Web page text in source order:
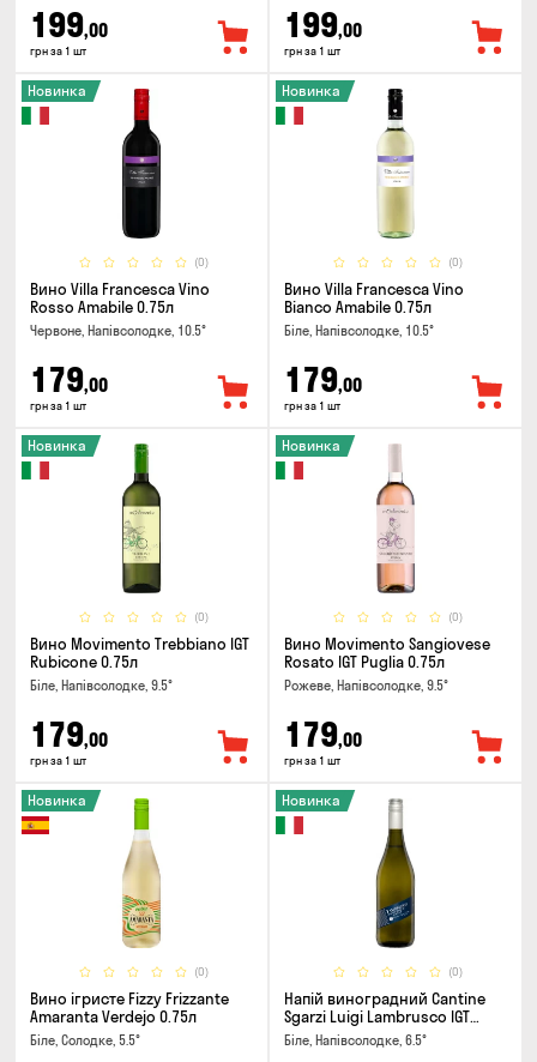
199,00
грн за 1 шт
199,00
грн за 1 шт
(0)
Новинка
Вино Villa Francesca Vino
Rosso Amabile 0.75л
Червоне, Напівсолодке, 10.5°
179,00
грн за 1 шт
(0)
Новинка
Вино Villa Francesca Vino
Bianco Amabile 0.75л
Біле, Напівсолодке, 10.5°
179,00
грн за 1 шт
(0)
Новинка
Вино Movimento Trebbiano IGT
Rubicone 0.75л
Біле, Напівсолодке, 9.5°
179,00
грн за 1 шт
(0)
Новинка
Вино Movimento Sangiovese
Rosato IGT Puglia 0.75л
Рожеве, Напівсолодке, 9.5°
179,00
грн за 1 шт
(0)
Новинка
Вино ігристе Fizzy Frizzante
Amaranta Verdejo 0.75л
Біле, Солодке, 5.5°
(0)
Новинка
Напій виноградний Cantine
Sgarzi Luigi Lambrusco IGT
Emilia Bianca Frizziante 0.75л
Біле, Напівсолодке, 6.5°